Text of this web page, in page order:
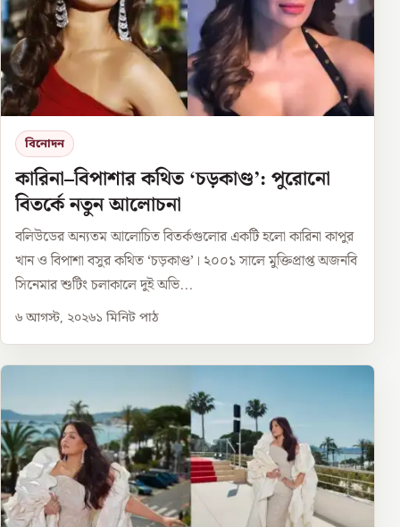
বিনোদন
কারিনা–বিপাশার কথিত ‘চড়কাণ্ড’: পুরোনো
বিতর্কে নতুন আলোচনা
বলিউডের অন্যতম আলোচিত বিতর্কগুলোর একটি হলো কারিনা কাপুর
খান ও বিপাশা বসুর কথিত ‘চড়কাণ্ড’। ২০০১ সালে মুক্তিপ্রাপ্ত অজনবি
সিনেমার শুটিং চলাকালে দুই অভি...
৬ আগস্ট, ২০২৬১ মিনিট পাঠ